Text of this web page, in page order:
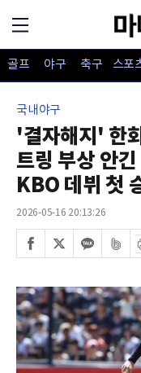
골프 야구 축구 스포
국내야구
'결자해지' 한
트링 부상 안
KBO 데뷔 첫
2026-05-16 20:13:26